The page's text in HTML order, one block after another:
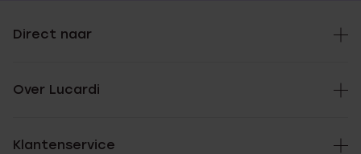
Direct naar
Over Lucardi
Klantenservice